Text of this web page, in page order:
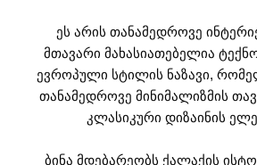
ეს არის თანამედროვე
მთავარი მახასიათებელია
ევროპული სტილის ნაზავი,
თანამედროვე მინიმალიზმის
კლასიკური დიზაინის
ბინა მდებარეობს ქალაქის